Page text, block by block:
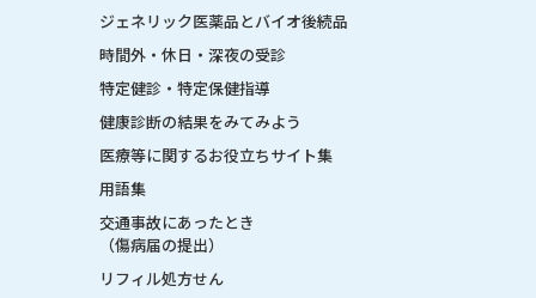
ジェネリック医薬品とバイオ後続品
時間外・休日・深夜の受診
特定健診・特定保健指導
健康診断の結果をみてみよう
医療等に関するお役立ちサイト集
用語集
交通事故にあったとき
（傷病届の提出）
リフィル処方せん